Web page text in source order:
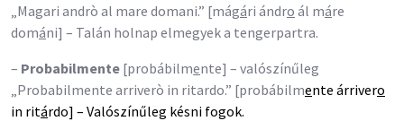
„Magari andrò al mare domani.” [mágári ándro ál máre
dománi] – Talán holnap elmegyek a tengerpartra.
– Probabilmente [probábilmente] – valószínűleg
„Probabilmente arriverò in ritardo.” [probábilmente árrivero
in ritárdo] – Valószínűleg késni fogok.